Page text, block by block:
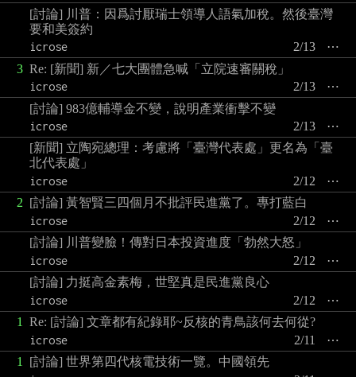
[討論] 川普：因爲討厭瑞士領導人語氣加稅。然後臺灣
要和美簽約
icrose
⋯
2/13
3 Re: [新聞] 新／七大團體急喊「立院速審關稅」
icrose
⋯
2/13
[討論] 983億輔導金不變，說明產業衝擊不變
icrose
⋯
2/13
[新聞] 立陶宛總理：考慮將「臺灣代表處」更名為「臺
北代表處」
icrose
⋯
2/12
2 [討論] 黃智賢三四個月不批評民進黨了。專打藍白
icrose
⋯
2/12
[討論] 川普變臉！傳對日本投資進度「勃然大怒」
icrose
⋯
2/12
[討論] 力挺高金素梅，世堅真是民進黨良心
icrose
⋯
2/12
1
Re: [討論] 文章都有紀錄耶~反核的青鳥該何去何從?
icrose
⋯
2/11
1
[討論] 世界第四代核電技術一覽。中國領先